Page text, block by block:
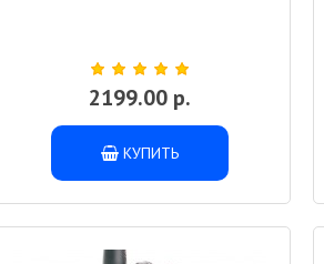
2199.00 р.
КУПИТЬ